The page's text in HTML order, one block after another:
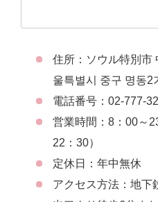
住所：ソウル特別市
울특별시 중구 명동2
電話番号：02-777-
営業時間：8：00～
22：30）
定休日：年中無休
アクセス方法：地下